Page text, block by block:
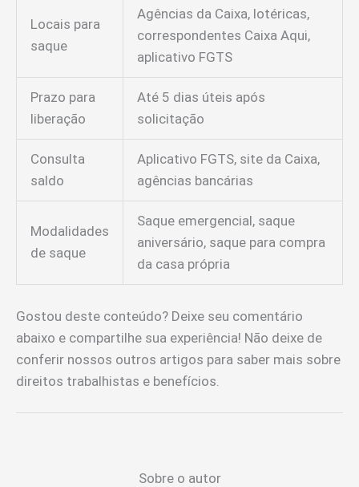
Locais para
saque
Agências da Caixa, lotéricas,
correspondentes Caixa Aqui,
aplicativo FGTS
Prazo para
liberação
Até 5 dias úteis após
solicitação
Consulta
saldo
Aplicativo FGTS, site da Caixa,
agências bancárias
Modalidades
de saque
Saque emergencial, saque
aniversário, saque para compra
da casa própria
Gostou deste conteúdo? Deixe seu comentário
abaixo e compartilhe sua experiência! Não deixe de
conferir nossos outros artigos para saber mais sobre
direitos trabalhistas e benefícios.
Sobre o autor